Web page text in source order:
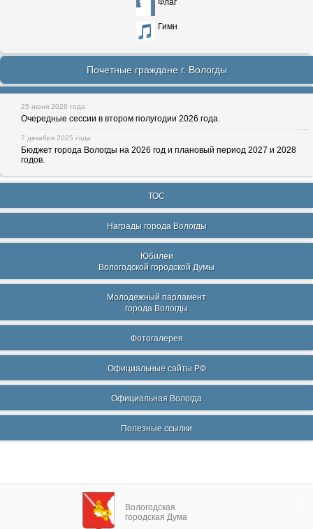
Флаг
Гимн
Почетные граждане г. Вологды
25 июня 2026 года
Очередные сессии в втором полугодии 2026 года.
7 декабря 2025 года
Бюджет города Вологды на 2026 год и плановый период 2027 и 2028
годов.
ТОС
Награды города Вологды
Юбилеи
Вологодской городской Думы
Молодежный парламент
города Вологды
Фотогалерея
Официальные сайты РФ
Официальная Вологда
Полезные ссылки
Вологодская
городская Дума